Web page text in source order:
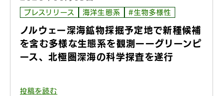
プレスリリース 海洋生態系 #生物多様性
ノルウェー深海鉱物採掘予定地で新種候補
を含む多様な生態系を観測ーーグリーンピ
ース、北極圏深海の科学探査を遂行
投稿を読む